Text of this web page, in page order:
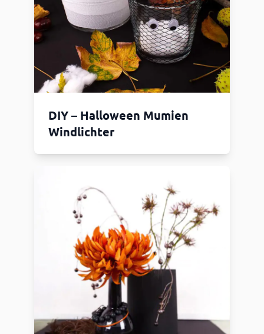
DIY – Halloween Mumien
Windlichter